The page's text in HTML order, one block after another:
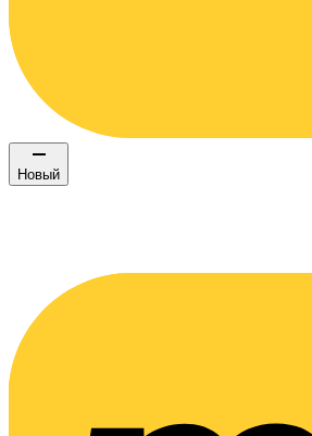
Новый